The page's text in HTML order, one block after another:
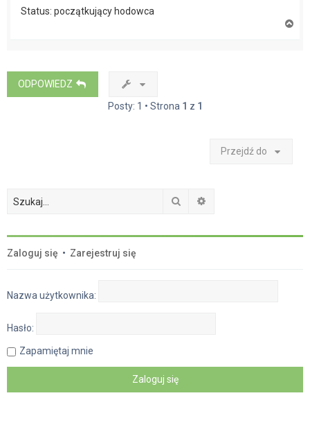
Status: początkujący hodowca
ODPOWIEDZ
Posty: 1 • Strona 1 z 1
Przejdź do
Szukaj
Zaloguj się • Zarejestruj się
Nazwa użytkownika:
Hasło:
Zapamiętaj mnie